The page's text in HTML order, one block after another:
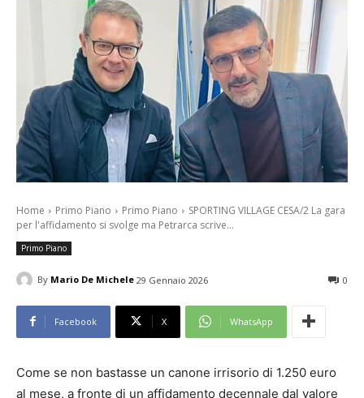
Home Primo Piano Primo Piano
SPORTING VILLAGE CESA/2 La gara
per l'affidamento si svolge ma Petrarca scrive...
Primo Piano
By Mario De Michele 29 Gennaio 2026 0
Facebook X WhatsApp
Come se non bastasse un canone irrisorio di 1.250 euro
al mese, a fronte di un affidamento decennale dal valore